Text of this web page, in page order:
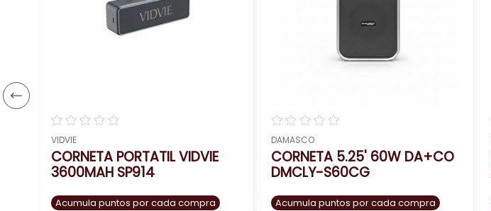
☆☆☆☆☆
VIDVIE
CORNETA PORTATIL VIDVIE
3600MAH SP914
Acumula puntos por cada compra
☆☆☆☆☆
DAMASCO
CORNETA 5.25' 60W DA+CO
DMCLY-S60CG
Acumula puntos por cada compra